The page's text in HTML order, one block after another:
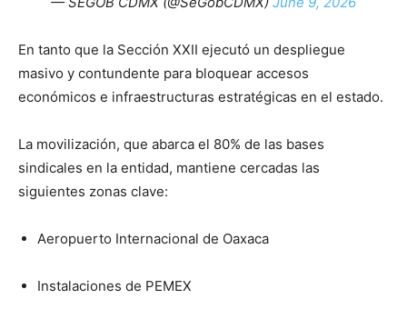
En tanto que la Sección XXII ejecutó un despliegue
masivo y contundente para bloquear accesos
económicos e infraestructuras estratégicas en el estado.
La movilización, que abarca el 80% de las bases
sindicales en la entidad, mantiene cercadas las
siguientes zonas clave:
Aeropuerto Internacional de Oaxaca
Instalaciones de PEMEX